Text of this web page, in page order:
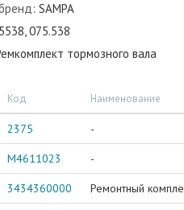
SAMPA
075.538
тормозного вала
Код Наименование
2375 -
M4611023 -
3434360000 Ремонтный